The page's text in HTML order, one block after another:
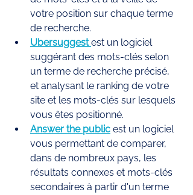
votre position sur chaque terme
de recherche.
Ubersuggest est un logiciel
suggérant des mots-clés selon
un terme de recherche précisé,
et analysant le ranking de votre
site et les mots-clés sur lesquels
vous êtes positionné.
Answer the public est un logiciel
vous permettant de comparer,
dans de nombreux pays, les
résultats connexes et mots-clés
secondaires à partir d'un terme